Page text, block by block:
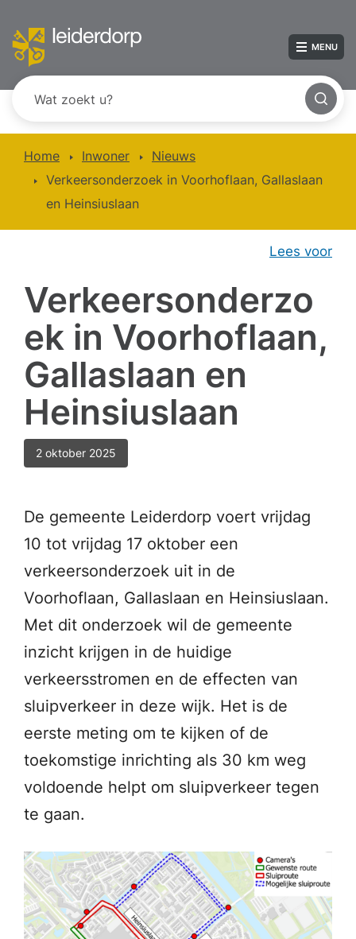
MENU
Home Inwoner
Nieuws
Verkeersonderzoek in Voorhoflaan, Gallaslaan
en Heinsiuslaan
Lees voor
Verkeersonderzo
ek in Voorhoflaan,
Gallaslaan en
Heinsiuslaan
2 oktober 2025
De gemeente Leiderdorp voert vrijdag
10 tot vrijdag 17 oktober een
verkeersonderzoek uit in de
Voorhoflaan, Gallaslaan en Heinsiuslaan.
Met dit onderzoek wil de gemeente
inzicht krijgen in de huidige
verkeersstromen en de effecten van
sluipverkeer in deze wijk. Het is de
eerste meting om te kijken of de
toekomstige inrichting als 30 km weg
voldoende helpt om sluipverkeer tegen
te gaan.